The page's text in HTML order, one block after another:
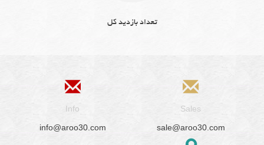
تعداد بازدید کل
Info
info@aroo30.com
Sales
sale@aroo30.com